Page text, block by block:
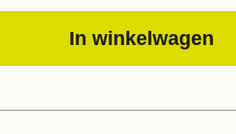
In winkelwagen